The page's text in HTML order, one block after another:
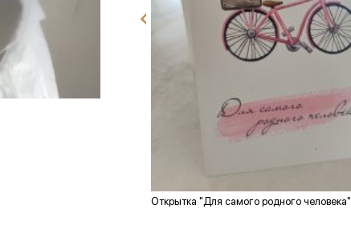
Открытка "Для самого родного человека"